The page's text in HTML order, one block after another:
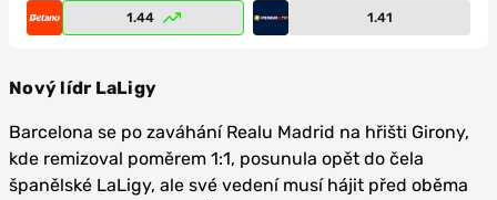
1.44
1.41
Nový lídr LaLigy
Barcelona se po zaváhání Realu Madrid na hřišti Girony,
kde remizoval poměrem 1:1, posunula opět do čela
španělské LaLigy, ale své vedení musí hájit před oběma